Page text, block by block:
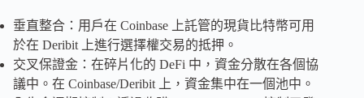
垂直整合：用戶在 Coinbase 上託管的現貨比特幣可用
於在 Deribit 上進行選擇權交易的抵押。
交叉保證金：在碎片化的 DeFi 中，資金分散在各個協
議中。在 Coinbase/Deribit 上，資金集中在一個池中。